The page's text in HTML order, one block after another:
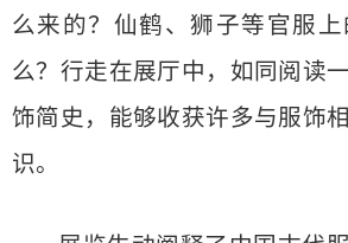
么来的？仙鹤、狮子等官服
么？行走在展厅中，如同阅读
饰简史，能够收获许多与服饰
识。